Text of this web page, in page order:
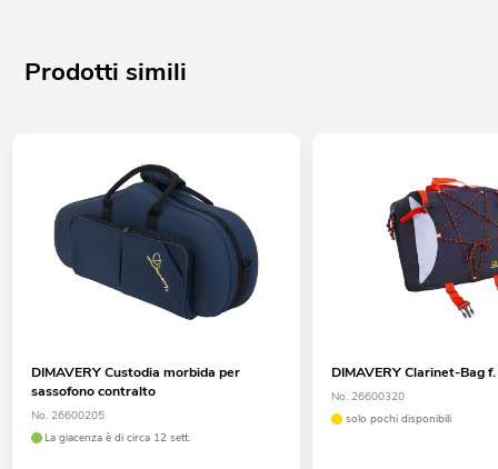
Prodotti simili
DIMAVERY Custodia morbida per
sassofono contralto
No. 26600205
La giacenza è di circa 12 sett.
DIMAVERY Clarinet-Bag
No. 26600320
solo pochi disponibili